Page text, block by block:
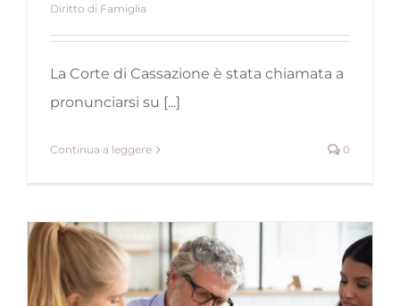
Diritto di Famiglia
La Corte di Cassazione è stata chiamata a
pronunciarsi su [...]
Continua a leggere 0